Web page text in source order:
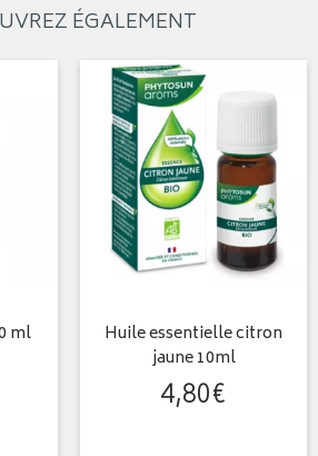
ÉGALEMENT
ml
Huile essentielle citron
jaune 10ml
4,80€